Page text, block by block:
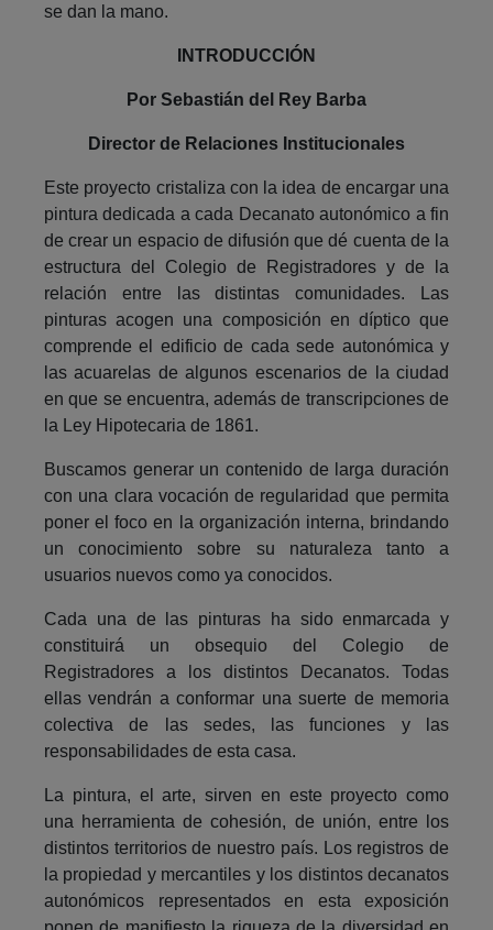
se dan la mano.
INTRODUCCIÓN
Por Sebastián del Rey Barba
Director de Relaciones Institucionales
Este proyecto cristaliza con la idea de encargar una
pintura dedicada a cada Decanato autonómico a fin
de crear un espacio de difusión que dé cuenta de la
estructura del Colegio de Registradores y de la
relación entre las distintas comunidades. Las
pinturas acogen una composición en díptico que
comprende el edificio de cada sede autonómica y
las acuarelas de algunos escenarios de la ciudad
en que se encuentra, además de transcripciones de
la Ley Hipotecaria de 1861.
Buscamos generar un contenido de larga duración
con una clara vocación de regularidad que permita
poner el foco en la organización interna, brindando
un conocimiento sobre su naturaleza tanto a
usuarios nuevos como ya conocidos.
Cada una de las pinturas ha sido enmarcada y
constituirá un obsequio del Colegio de
Registradores a los distintos Decanatos. Todas
ellas vendrán a conformar una suerte de memoria
colectiva de las sedes, las funciones y las
responsabilidades de esta casa.
La pintura, el arte, sirven en este proyecto como
una herramienta de cohesión, de unión, entre los
distintos territorios de nuestro país. Los registros de
la propiedad y mercantiles y los distintos decanatos
autonómicos representados en esta exposición